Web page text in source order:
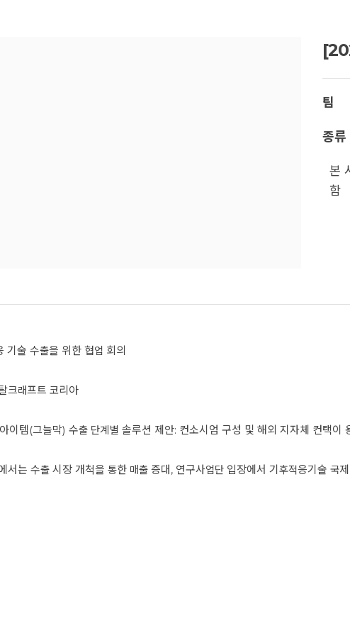
팀
종류
본
함
기술 수출을 위한 협업 회의
크래프트 코리아
이템(그늘막) 수출 단계별 솔루션 제안: 컨소시엄 구성 및 해외 지자체 컨택이
서는 수출 시장 개척을 통한 매출 증대, 연구사업단 입장에서 기후적응기술 국